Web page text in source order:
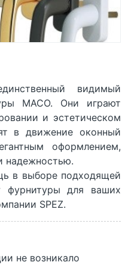
видимый
MACO. Они играют
и эстетическом
в движение оконный
оформлением,
надежностью.
в выборе подходящей
фурнитуры для ваших
SPEZ.
не возникало